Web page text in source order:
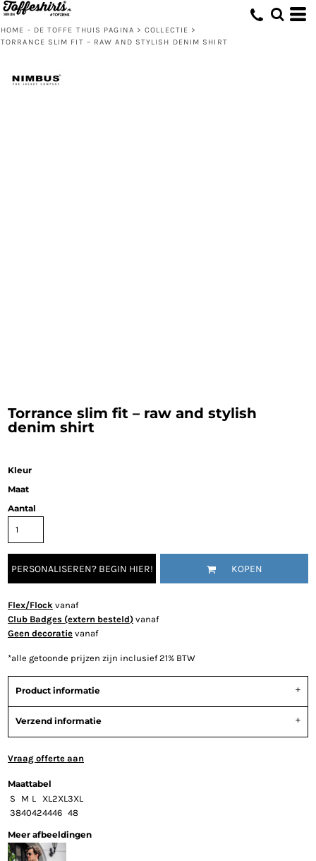
HOME - DE TOFFE THUIS PAGINA > COLLECTIE >
TORRANCE SLIM FIT – RAW AND STYLISH DENIM SHIRT
Torrance slim fit – raw and stylish
denim shirt
Kleur
Maat
Aantal
PERSONALISEREN? BEGIN HIER! KOPEN
Flex/Flock vanaf
Club Badges (extern besteld) vanaf
Geen decoratie vanaf
*alle getoonde prijzen zijn inclusief 21% BTW
Product informatie
Verzend informatie
Vraag offerte aan
Maattabel
S
M L XL2XL3XL
3840424446 48
Meer afbeeldingen